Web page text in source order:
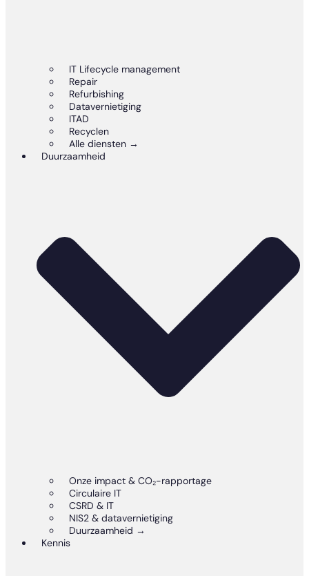
IT Lifecycle management
Repair
Refurbishing
Datavernietiging
ITAD
Recyclen
Alle diensten →
Duurzaamheid
Onze impact & CO₂-rapportage
Circulaire IT
CSRD & IT
NIS2 & datavernietiging
Duurzaamheid →
Kennis